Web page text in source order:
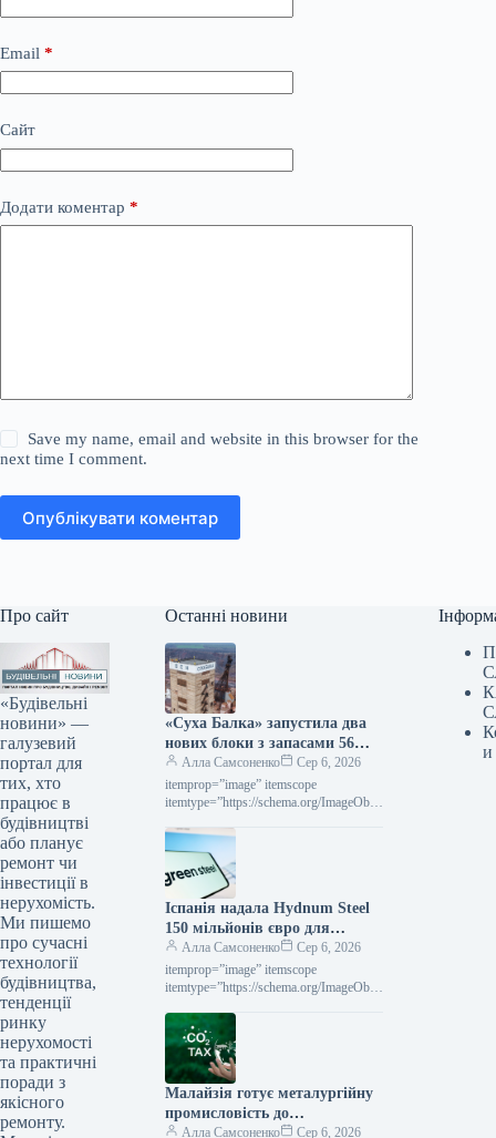
Email *
Сайт
Додати коментар *
Save my name, email and website in this browser for the
next time I comment.
Опублікувати коментар
Про сайт
«Будівельні
новини» —
галузевий
портал для
тих, хто
працює в
будівництві
або планує
ремонт чи
інвестиції в
нерухомість.
Ми пишемо
про сучасні
технології
будівництва,
тенденції
ринку
нерухомості
та практичні
поради з
якісного
ремонту.
Останні новини
«Суха Балка» запустила два
нових блоки з запасами 56
тис. тонн руди
Алла Самсоненко
Сер 6, 2026
itemprop=”image” itemscope
itemtype=”https://schema.org/ImageObje
Індустрія Суха Балка Роздрукувати
201 06 Серпня 2026 «Суха Балка»
запустила у роботу…
Іспанія надала Hydnum Steel
150 мільйонів євро для
спорудження підприємства з
виробництва екологічно
чистої сталі
Алла Самсоненко
Сер 6, 2026
itemprop=”image” itemscope
itemtype=”https://schema.org/ImageObje
Green Steel Новини Глобальний ринок
Іспанія Роздрукувати 238 06 Серпня
2026 Іспанія виділила Hydnum…
Малайзія готує металургійну
промисловість до
європейського механізму
Алла Самсоненко Сер 6, 2026
и